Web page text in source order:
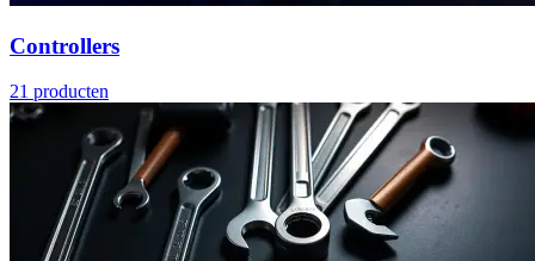
Controllers
21 producten